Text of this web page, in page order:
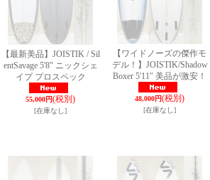
【最新美品】JOISTIK / Sil
entSavage 5'8" ニックシェ
イプ プロスペック
55,000円(税別)
[在庫なし]
【ワイドノーズの傑作モ
デル！】JOISTIK/Shadow
Boxer 5'11" 美品が激安！
48,000円(税別)
[在庫なし]